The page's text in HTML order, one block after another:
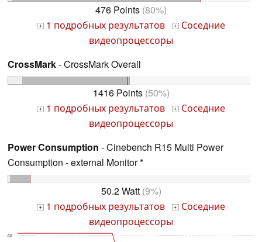
476 Points (80%)
+ 1 подробных результатов + Соседние
видеопроцессоры
CrossMark- CrossMark Overall
1416 Points(50%)
+ 1 подробных результатов + Соседние
видеопроцессоры
Power Consumption - Cinebench R15 Multi Power
Consumption - external Monitor *
50.2 Watt(9%)
+ 1 подробных результатов + Соседние
видеопроцессоры
60